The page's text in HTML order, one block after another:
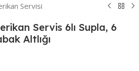
Servisi
Servis 6lı Supla, 6
Altlığı